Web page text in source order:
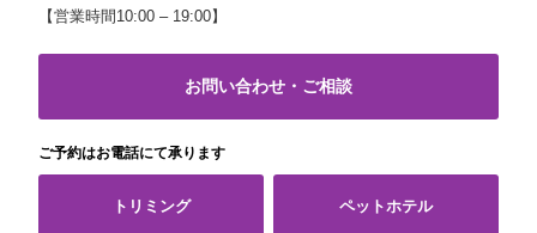
【営業時間10:00 – 19:00】
お問い合わせ・ご相談
ご予約はお電話にて承ります
トリミング ペットホテル